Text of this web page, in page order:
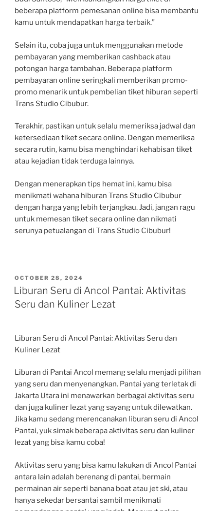
beberapa platform pemesanan online bisa membantu
kamu untuk mendapatkan harga terbaik.”
Selain itu, coba juga untuk menggunakan metode
pembayaran yang memberikan cashback atau
potongan harga tambahan. Beberapa platform
pembayaran online seringkali memberikan promo-
promo menarik untuk pembelian tiket hiburan seperti
Trans Studio Cibubur.
Terakhir, pastikan untuk selalu memeriksa jadwal dan
ketersediaan tiket secara online. Dengan memeriksa
secara rutin, kamu bisa menghindari kehabisan tiket
atau kejadian tidak terduga lainnya.
Dengan menerapkan tips hemat ini, kamu bisa
menikmati wahana hiburan Trans Studio Cibubur
dengan harga yang lebih terjangkau. Jadi, jangan ragu
untuk memesan tiket secara online dan nikmati
serunya petualangan di Trans Studio Cibubur!
POSTED
ON
OCTOBER 28, 2024
Liburan Seru di Ancol Pantai: Aktivitas
Seru dan Kuliner Lezat
Liburan Seru di Ancol Pantai: Aktivitas Seru dan
Kuliner Lezat
Liburan di Pantai Ancol memang selalu menjadi pilihan
yang seru dan menyenangkan. Pantai yang terletak di
Jakarta Utara ini menawarkan berbagai aktivitas seru
dan juga kuliner lezat yang sayang untuk dilewatkan.
Jika kamu sedang merencanakan liburan seru di Ancol
Pantai, yuk simak beberapa aktivitas seru dan kuliner
lezat yang bisa kamu coba!
Aktivitas seru yang bisa kamu lakukan di Ancol Pantai
antara lain adalah berenang di pantai, bermain
permainan air seperti banana boat atau jet ski, atau
hanya sekedar bersantai sambil menikmati